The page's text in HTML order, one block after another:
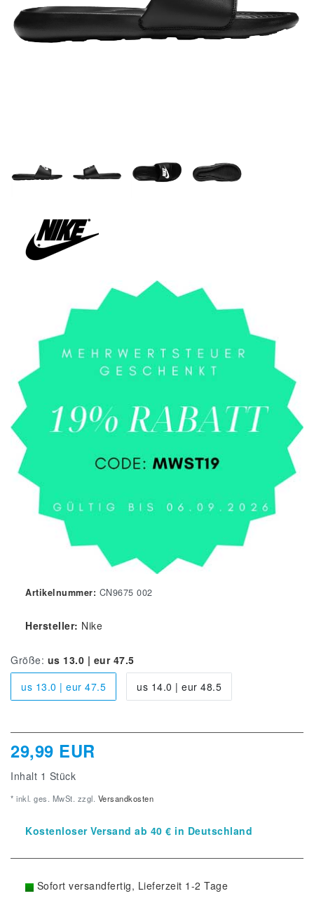
Artikelnummer: CN9675 002
Hersteller: Nike
Größe: us 13.0 | eur 47.5
us 13.0 | eur 47.5
us 14.0 | eur 48.5
29,99 EUR
Inhalt 1 Stück
* inkl. ges. MwSt. zzgl. Versandkosten
Kostenloser Versand ab 40 € in Deutschland
Sofort versandfertig, Lieferzeit 1-2 Tage